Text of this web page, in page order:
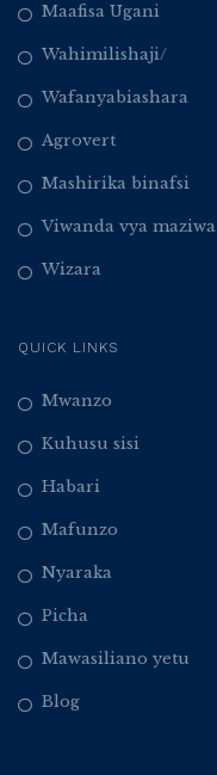
Maafisa Ugani
Wahimilishaji/
Wafanyabiashara
Agrovert
Mashirika binafsi
Viwanda vya maziwa
Wizara
QUICK LINKS
Mwanzo
Kuhusu sisi
Habari
Mafunzo
Nyaraka
Picha
Mawasiliano yetu
Blog